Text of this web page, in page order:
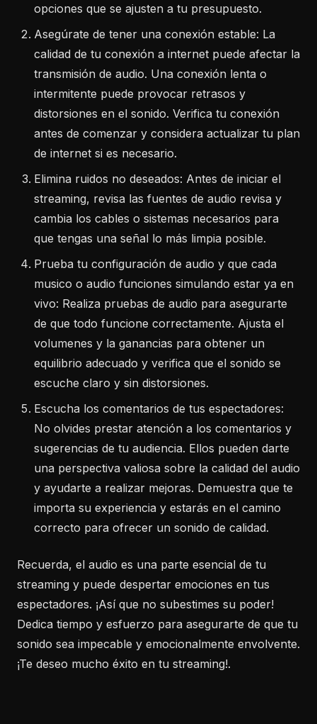
opciones que se ajusten a tu presupuesto.
Asegúrate de tener una conexión estable: La
calidad de tu conexión a internet puede afectar la
transmisión de audio. Una conexión lenta o
intermitente puede provocar retrasos y
distorsiones en el sonido. Verifica tu conexión
antes de comenzar y considera actualizar tu plan
de internet si es necesario.
Elimina ruidos no deseados: Antes de iniciar el
streaming, revisa las fuentes de audio revisa y
cambia los cables o sistemas necesarios para
que tengas una señal lo más limpia posible.
Prueba tu configuración de audio y que cada
musico o audio funciones simulando estar ya en
vivo: Realiza pruebas de audio para asegurarte
de que todo funcione correctamente. Ajusta el
volumenes y la ganancias para obtener un
equilibrio adecuado y verifica que el sonido se
escuche claro y sin distorsiones.
Escucha los comentarios de tus espectadores:
No olvides prestar atención a los comentarios y
sugerencias de tu audiencia. Ellos pueden darte
una perspectiva valiosa sobre la calidad del audio
y ayudarte a realizar mejoras. Demuestra que te
importa su experiencia y estarás en el camino
correcto para ofrecer un sonido de calidad.
Recuerda, el audio es una parte esencial de tu
streaming y puede despertar emociones en tus
espectadores. ¡Así que no subestimes su poder!
Dedica tiempo y esfuerzo para asegurarte de que tu
sonido sea impecable y emocionalmente envolvente.
¡Te deseo mucho éxito en tu streaming!.